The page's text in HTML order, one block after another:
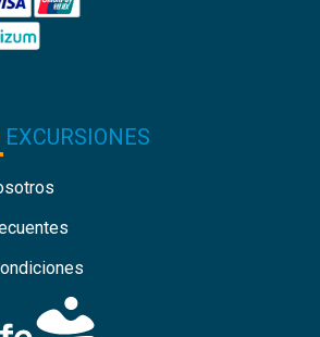
EXCURSIONES